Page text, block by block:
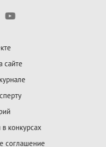
сайте
конкурсах
соглашение